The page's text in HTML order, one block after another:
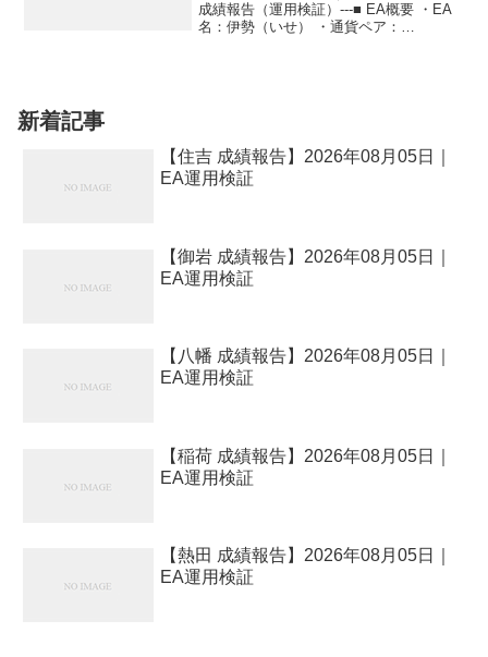
成績報告（運用検証）---■ EA概要 ・EA
名：伊勢（いせ） ・通貨ペア：
新着記事
【住吉 成績報告】2026年08月05日｜
EA運用検証
【御岩 成績報告】2026年08月05日｜
EA運用検証
【八幡 成績報告】2026年08月05日｜
EA運用検証
【稲荷 成績報告】2026年08月05日｜
EA運用検証
【熱田 成績報告】2026年08月05日｜
EA運用検証